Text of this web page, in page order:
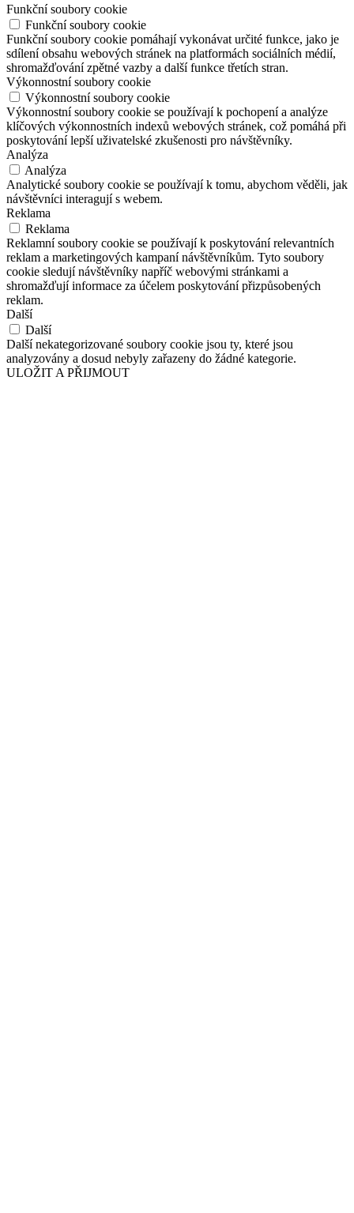
Funkční soubory cookie
Funkční soubory cookie
Funkční soubory cookie pomáhají vykonávat určité funkce, jako je
sdílení obsahu webových stránek na platformách sociálních médií,
shromažďování zpětné vazby a další funkce třetích stran.
Výkonnostní soubory cookie
Výkonnostní soubory cookie
Výkonnostní soubory cookie se používají k pochopení a analýze
klíčových výkonnostních indexů webových stránek, což pomáhá při
poskytování lepší uživatelské zkušenosti pro návštěvníky.
Analýza
Analýza
Analytické soubory cookie se používají k tomu, abychom věděli, jak
návštěvníci interagují s webem.
Reklama
Reklama
Reklamní soubory cookie se používají k poskytování relevantních
reklam a marketingových kampaní návštěvníkům. Tyto soubory
cookie sledují návštěvníky napříč webovými stránkami a
shromažďují informace za účelem poskytování přizpůsobených
reklam.
Další
Další
Další nekategorizované soubory cookie jsou ty, které jsou
analyzovány a dosud nebyly zařazeny do žádné kategorie.
ULOŽIT A PŘIJMOUT